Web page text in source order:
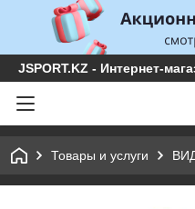
JSPORT.KZ - Интернет-
Товары и услуги